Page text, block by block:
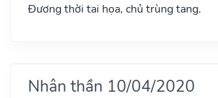
Đương thời tai họa, chủ trùng tang.
Nhân thần 10/04/2020